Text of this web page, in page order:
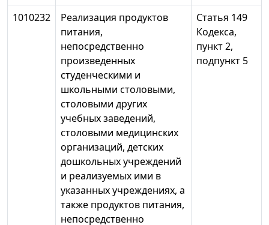
1010232
Реализация продуктов
питания,
непосредственно
произведенных
студенческими и
школьными столовыми,
столовыми других
учебных заведений,
столовыми медицинских
организаций, детских
дошкольных учреждений
и реализуемых ими в
указанных учреждениях, а
также продуктов питания,
непосредственно
Статья 149
Кодекса,
пункт 2,
подпункт 5